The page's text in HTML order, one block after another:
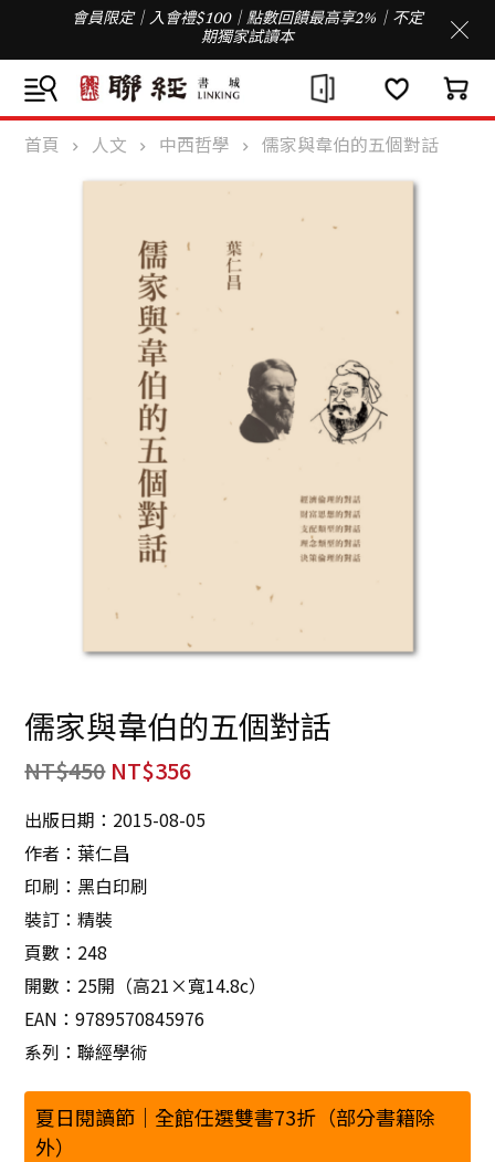
會員限定｜入會禮$100｜點數回饋最高享2%｜不定
期獨家試讀本
首頁 人文 中西哲學 儒家與韋伯的五個對話
儒家與韋伯的五個對話
NT$450 NT$356
出版日期：2015-08-05
作者：葉仁昌
印刷：黑白印刷
裝訂：精裝
頁數：248
開數：25開（高21×寬14.8c）
EAN：9789570845976
系列：聯經學術
夏日閱讀節｜全館任選雙書73折（部分書籍除
外）